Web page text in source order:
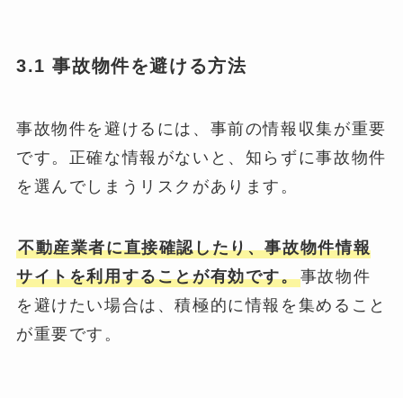
3.1 事故物件を避ける方法
事故物件を避けるには、事前の情報収集が重要
です。正確な情報がないと、知らずに事故物件
を選んでしまうリスクがあります。
不動産業者に直接確認したり、事故物件情報
サイトを利用することが有効です。事故物件
を避けたい場合は、積極的に情報を集めること
が重要です。